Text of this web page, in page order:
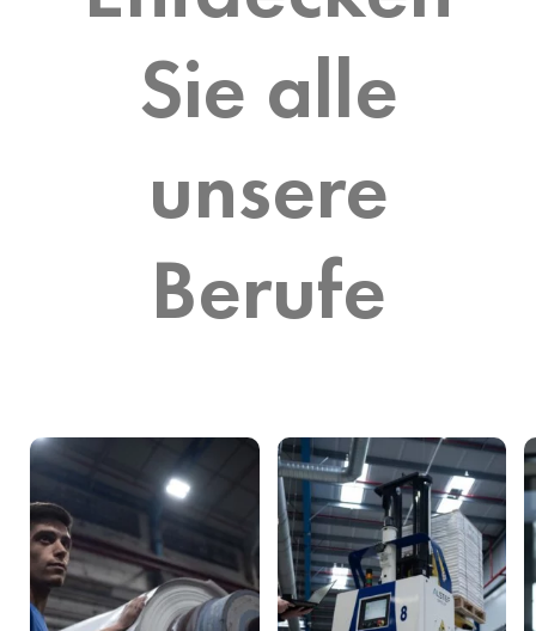
Sie alle
unsere
Berufe